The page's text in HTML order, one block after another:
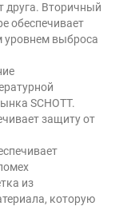
друга. Вторичный
обеспечивает
уровнем выброса
SCHOTT.
защиту от
из
которую